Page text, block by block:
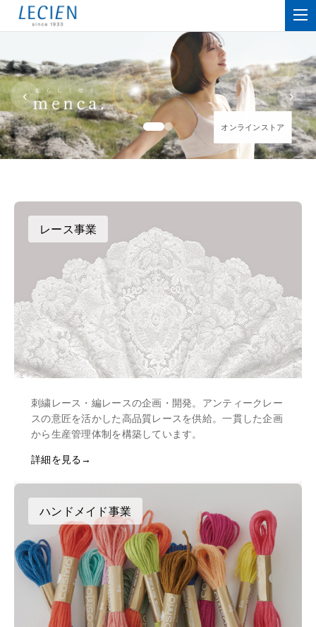
オンラインストア
オンラインストア
‹ ›
レース事業
刺繍レース・編レースの企画・開発。アンティークレー
スの意匠を活かした高品質レースを供給。一貫した企画
から生産管理体制を構築しています。
詳細を見る
ハンドメイド事業